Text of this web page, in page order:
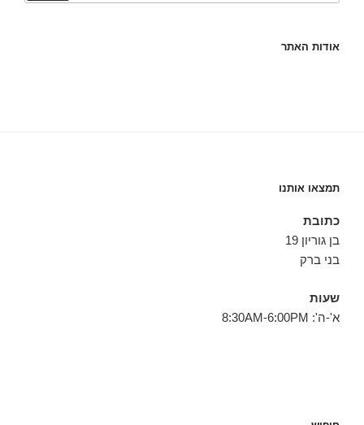
אודות האתר
תמצאו אותנו
כתובת
בן גוריון 19
בני ברק
שעות
א'-ה': 8:30AM-6:00PM